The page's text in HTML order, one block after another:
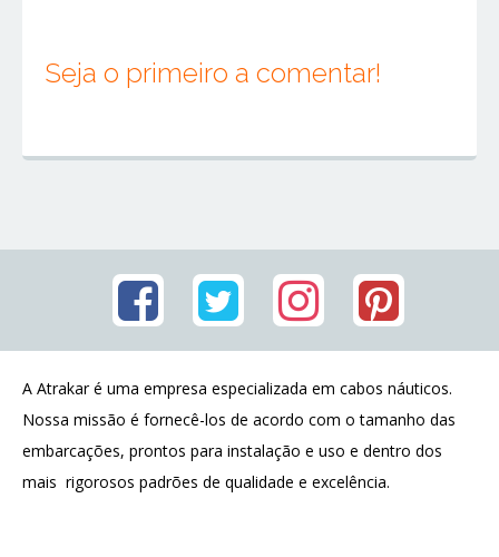
Seja o primeiro a comentar!
A Atrakar é uma empresa especializada em cabos náuticos.
Nossa missão é fornecê-los de acordo com o tamanho das
embarcações, prontos para instalação e uso e dentro dos
mais rigorosos padrões de qualidade e excelência.